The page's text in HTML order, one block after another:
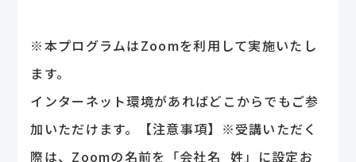
※本プログラムはZoomを利用して実施いたし
ます。
インターネット環境があればどこからでもご参
加いただけます。
【注意事項】※受講いただく
際は、Zoomの名前を「会社名_姓」に設定お